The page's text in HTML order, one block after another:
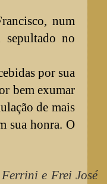
num
no
por sua
bem exumar
de mais
sua honra. O
e Frei José